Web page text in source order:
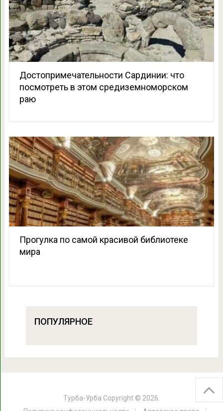
Достопримечательности Сардинии: что
посмотреть в этом средиземноморском
раю
Прогулка по самой красивой библиотеке
мира
ПОПУЛЯРНОЕ
Турба-Урба Copyright © 2026.